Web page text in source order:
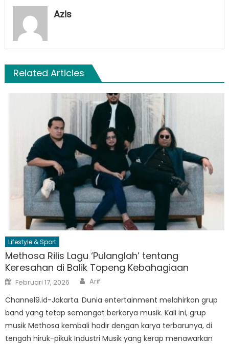
Azis
Related Articles
Lifestyle & Sport
Methosa Rilis Lagu ‘Pulanglah’ tentang
Keresahan di Balik Topeng Kebahagiaan
Posted
on
Februari 17, 2026 Author
Arif
Channel9.id-Jakarta. Dunia entertainment melahirkan grup
band yang tetap semangat berkarya musik. Kali ini, grup
musik Methosa kembali hadir dengan karya terbarunya, di
tengah hiruk-pikuk Industri Musik yang kerap menawarkan